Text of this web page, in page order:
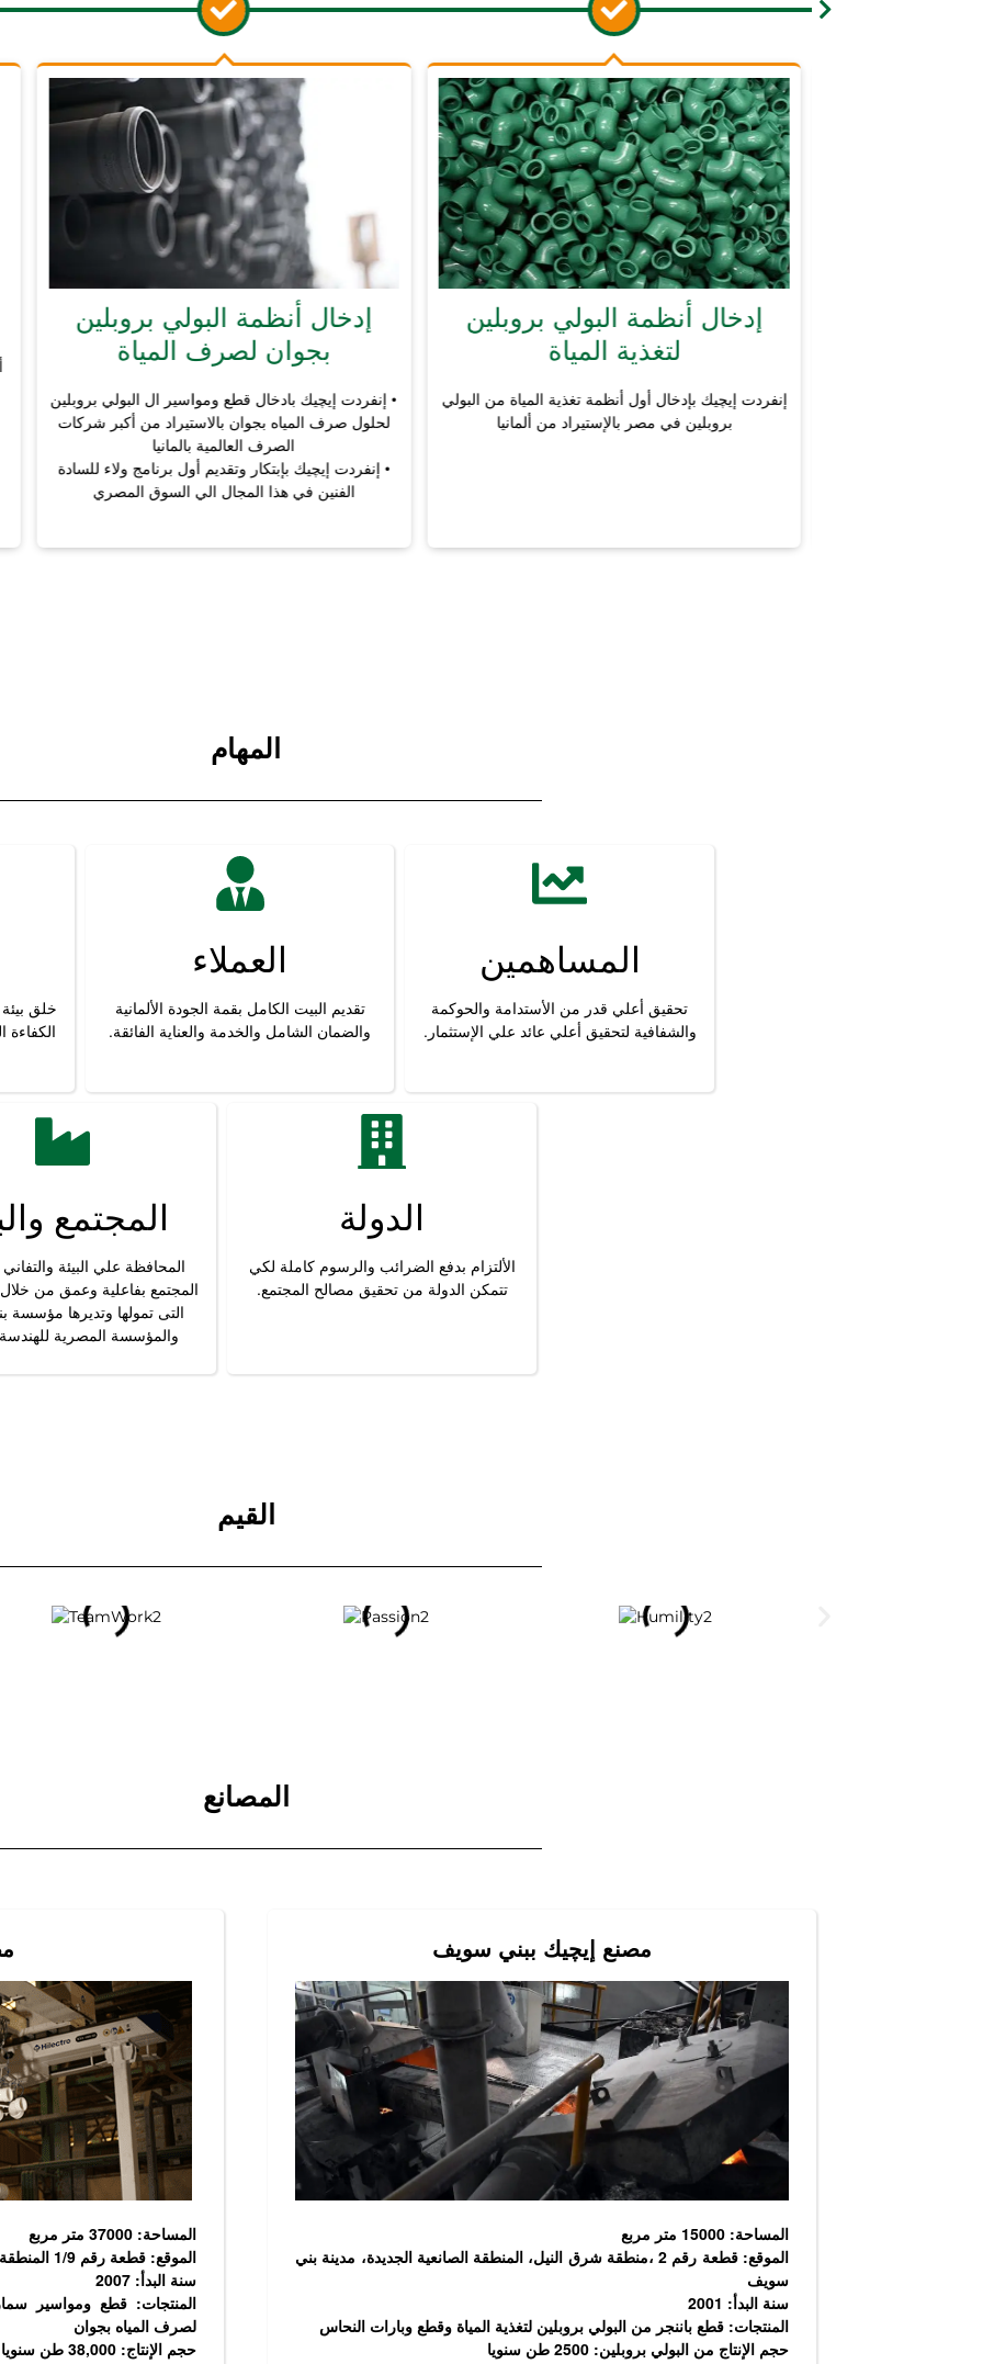
إدخال أنظمة البولي بروبلين
إنفردت إيچيك بإدخال أول أنظمة تغذية المياة من البولي
بروبلين في مصر بالإستيراد من ألمانيا
إدخال أنظمة البولي بروبلين
بجوان لصرف المياة
• إنفردت إيچيك بادخال قطع ومواسير ال البولي بروبلين
لحلول صرف المياه بجوان بالاستيراد من أكبر شركات
الصرف العالمية بالمانيا
• إنفردت إيچيك بإبتكار وتقديم أول برنامج ولاء للسادة
الفنين في هذا المجال الي السوق المصري
مؤسسة
أنشأت إيچيك
بناء
المهام
المساهمين
تحقيق أعلي قدر من الأستدامة والحوكمة
والشفافية لتحقيق أعلي عائد علي الإستثمار.
العملاء
تقديم البيت الكامل بقمة الجودة الألمانية
والضمان الشامل والخدمة والعناية الفائقة.
خلق
الدولة
الألتزام بدفع الضرائب والرسوم كاملة لكي
تتمكن الدولة من تحقيق مصالح المجتمع.
المجتمع
المحافظة علي البيئة
المجتمع بفاعلية وعمق من
التى تمولها وتديرها
والمؤسسة المصرية
القيم
المصانع
مصنع إيچيك ببني سويف
المساحة: 15000 متر مربع
الموقع: قطعة رقم 2 ،منطقة شرق النيل، المنطقة الصانعية الجديدة، مدينة بني
سويف
سنة البدأ: 2001
المنتجات: قطع باننجر من البولي بروبلين لتغذية المياة وقطع وبارات النحاس
حجم الإنتاج من البولي بروبلين: 2500 طن سنويا
المساحة: 37000 متر مربع
الموقع: قطعة رقم 1/9 المنطقة الصانعية الرابعة، مدينة السادس من أكتوبر
سنة البدأ: 2007
المنتجات: قطع ومواسير
لصرف المياه بجوان
حجم الإنتاج: 38,000 طن سنويا